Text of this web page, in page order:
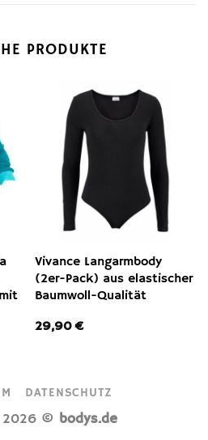
PRODUKTE
Vivance Langarmbody
(2er-Pack) aus elastischer
Baumwoll-Qualität
29,90€
DATENSCHUTZ
2026 © bodys.de